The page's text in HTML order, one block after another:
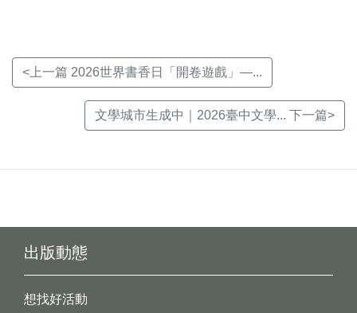
<上一篇 2026世界書香日「開卷遊戲」—...
文學城市生成中｜2026臺中文學... 下一篇>
出版動態
想找好活動